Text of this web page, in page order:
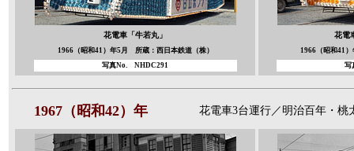
花電車「牛若丸」
1966（昭和41）年5月 所蔵：西日本鉄道（株）
写真No. NHDC291
花電
1966（昭和41
写
1967（昭和42）年 花電車3台運行／明治百年・桃